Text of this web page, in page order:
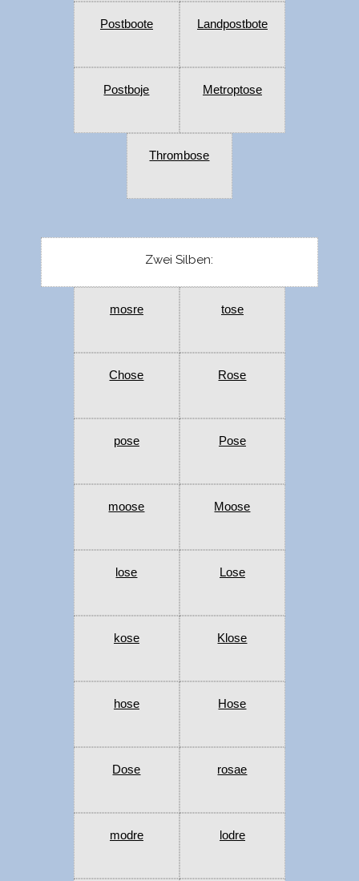
Postboote Landpostbote
Postboje Metroptose
Thrombose
Zwei Silben:
mosre tose
Chose Rose
pose Pose
moose Moose
lose Lose
kose Klose
hose Hose
Dose rosae
modre lodre